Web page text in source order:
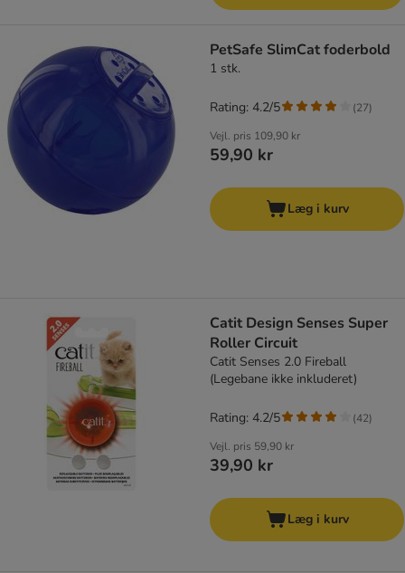
PetSafe SlimCat foderbold
1 stk.
Vejl. pris 109,90 kr
59,90 kr
Rating: 4.2/5 (27)
Læg i kurv
Catit Design Senses Super
Roller Circuit
Catit Senses 2.0 Fireball
(Legebane ikke inkluderet)
Vejl. pris 59,90 kr
39,90 kr
Rating: 4.2/5 (42)
Læg i kurv